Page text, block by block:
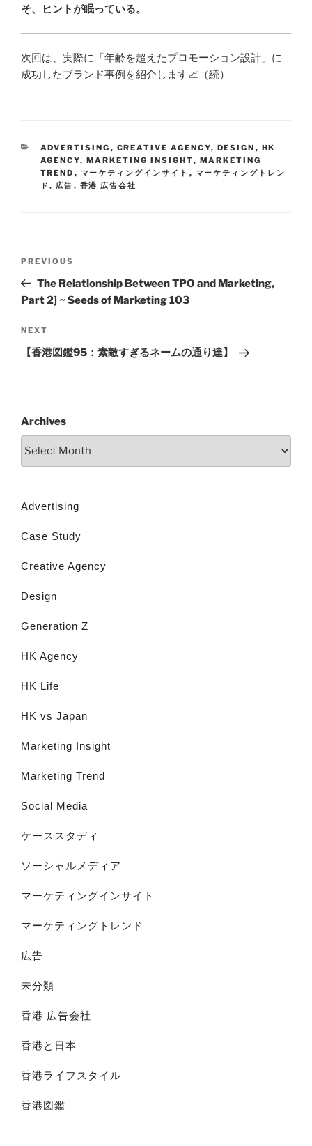
そ、ヒントが眠っている。
次回は、実際に「年齢を超えたプロモーション設計」に
成功したブランド事例を紹介します📈（続）
ADVERTISING , CREATIVE AGENCY, DESIGN , HK
AGENCY, MARKETING INSIGHT, MARKETING
TREND , マーケティングインサイト , マーケティングトレン
ド , 広告 , 香港 広告会社
PREVIOUS
The Relationship Between TPO and Marketing,
Part 2] ~ Seeds of Marketing 103
NEXT
【香港図鑑95：素敵すぎるネームの通り達】
Archives
Advertising
Case Study
Creative Agency
Design
Generation Z
HK Agency
HK Life
HK vs Japan
Marketing Insight
Marketing Trend
Social Media
ケーススタディ
ソーシャルメディア
マーケティングインサイト
マーケティングトレンド
広告
未分類
香港 広告会社
香港と日本
香港ライフスタイル
香港図鑑